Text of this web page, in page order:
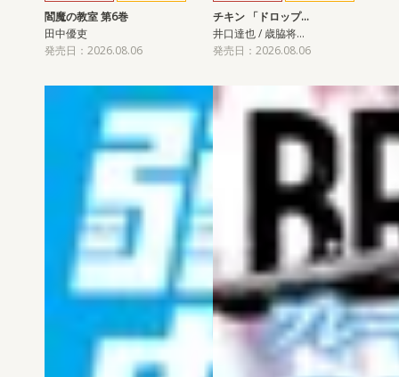
閻魔の教室 第6巻
田中優吏
発売日：2026.08.06
チキン 「ドロップ…
井口達也 / 歳脇将…
発売日：2026.08.06